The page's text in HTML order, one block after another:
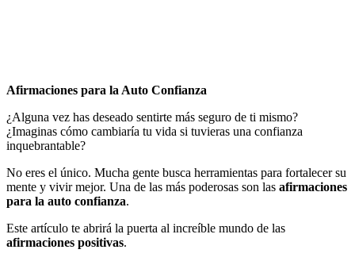
Afirmaciones para la Auto Confianza
¿Alguna vez has deseado sentirte más seguro de ti mismo?
¿Imaginas cómo cambiaría tu vida si tuvieras una confianza
inquebrantable?
No eres el único. Mucha gente busca herramientas para fortalecer su
mente y vivir mejor. Una de las más poderosas son las afirmaciones
para la auto confianza.
Este artículo te abrirá la puerta al increíble mundo de las
afirmaciones positivas.